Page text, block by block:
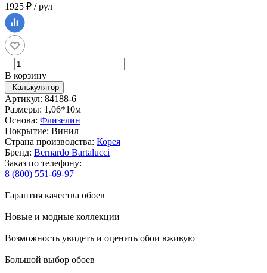
1925 ₽ / рул
В корзину
Калькулятор
Артикул: 84188-6
Размеры: 1,06*10м
Основа: Флизелин
Покрытие: Винил
Страна производства: Корея
Бренд: Bernardo Bartalucci
Заказ по телефону:
8 (800) 551-69-97
Гарантия качества обоев
Новые и модные коллекции
Возможность увидеть и оценить обои вживую
Большой выбор обоев